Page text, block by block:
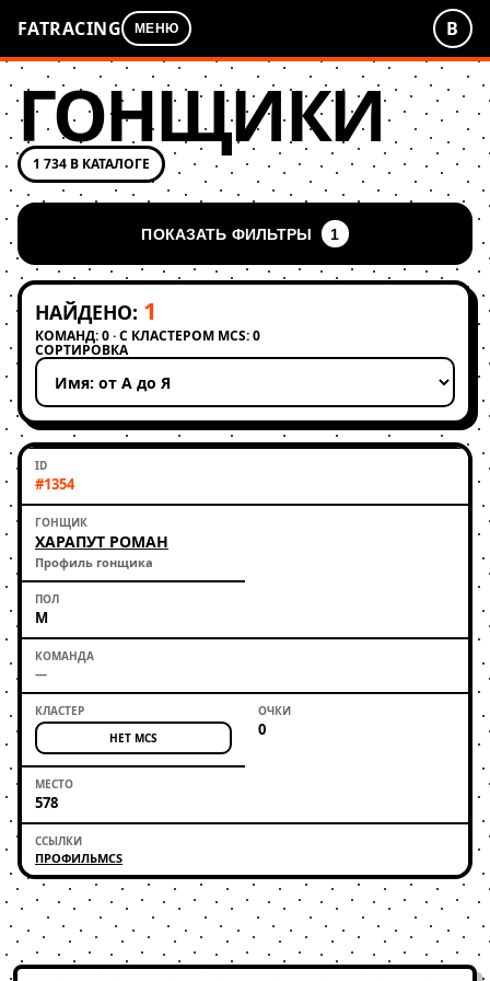
FATRACING МЕНЮ В
ГОНЩИКИ
1 734 В КАТАЛОГЕ
ПОКАЗАТЬ ФИЛЬТРЫ 1
НАЙДЕНО: 1
КОМАНД: 0 · С КЛАСТЕРОМ MCS: 0
СОРТИРОВКА
Применить сортировку
#1354
ХАРАПУТ РОМАН
Профиль гонщика
М
—
НЕТ MCS 0
578
ПРОФИЛЬMCS